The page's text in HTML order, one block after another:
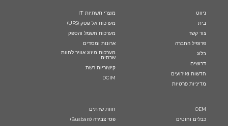
ניווט
בית
צור קשר
פרופיל החברה
בלוג
דרושים
חדשות ואירועים
מדיניות פרטיות
מוצרי תשתיות IT
מערכות אל פסק (UPS)
מערכות חשמל והספק
ארונות ומסדים
מערכות מיזוג אוויר לחוות
שרתים
קישוריות רשת
DCIM
OEM
כבלים וחוטים
חוות שרתים
פסי צבירה (Busbars)